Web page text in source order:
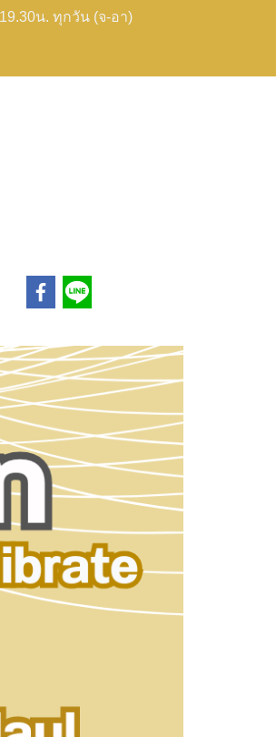
น. ทุกวัน (จ-อา)